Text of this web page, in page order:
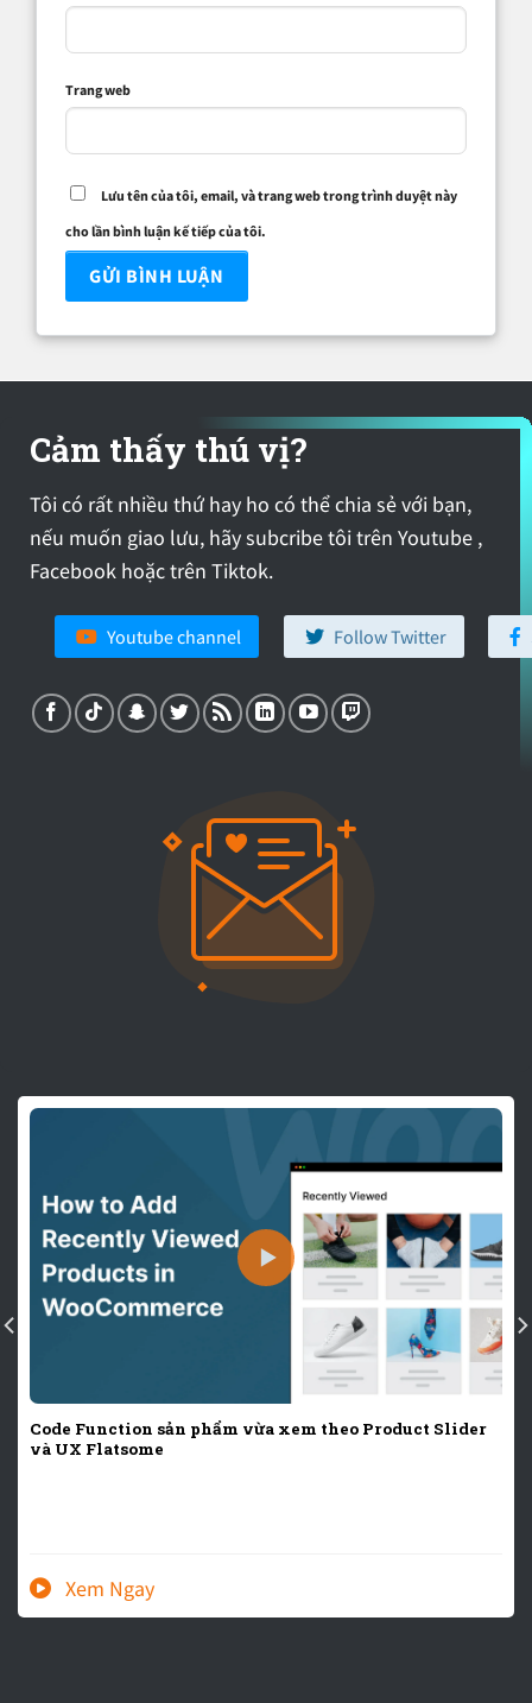
Trang web
Lưu tên của tôi, email, và trang web trong trình duyệt này
cho lần bình luận kế tiếp của tôi.
Cảm thấy thú vị?
Tôi có rất nhiều thứ hay ho có thể chia sẻ với bạn,
nếu muốn giao lưu, hãy subcribe tôi trên Youtube ,
Facebook hoặc trên Tiktok.
Youtube channel Follow Twitter
Code Function sản phẩm vừa xem theo Product Slider
và UX Flatsome